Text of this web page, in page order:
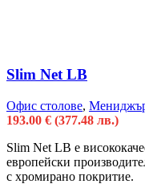
Slim Net LB
Офис столове,
193.00 € (377.48 лв.)
Slim Net LB e
европейски
с хромирано покритие.